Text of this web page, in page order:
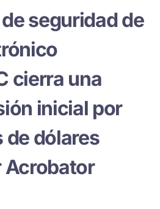
seguridad de
cierra una
inicial por
de dólares
Acrobator